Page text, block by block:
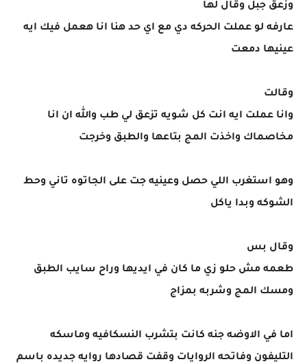
وزعق جبل وقال لها
عارفه لو عملت الحركه دي مع اي حد هنا انا هعمل فيك ايه
عينيها دمعت
وقالت
وانا عملت ايه انت كل شويه تزعق لي طب والله ان انا
مخاصماك واخذت المج بتاعها والطبق وخرجت
وهو استغرب اللي حصل وعينيه جت على الجاتوه تاني وحط
الشوكه وبدا ياكل
وقال بس
طعمه مش حلو زي ما كان في ايديها وراح سايب الطبق
ومسك المج وشربه بمزاج
اما في الاوضه جنه كانت بتشرب النسكافيه وماسكه
التليفون وفاتحه الروايات وقفت قصادها روايه جديده باسم